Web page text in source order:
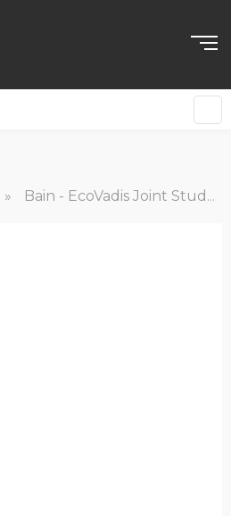
» Bain - EcoVadis Joint Study: Do ESG Efforts Create Value?